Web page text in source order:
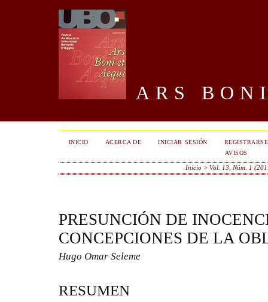
ARS
INICIO ACERCA DE INICIAR SESIÓN
REGISTRARSE
AVISOS
Inicio >Vol. 13, Núm. 1
PRESUNCIÓN DE
CONCEPCIONES DE LA
Hugo Omar Seleme
RESUMEN